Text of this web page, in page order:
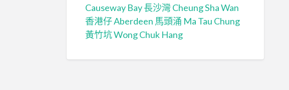
Causeway Bay 長沙灣 Cheung Sha Wan
香港仔 Aberdeen 馬頭涌 Ma Tau Chung
黃竹坑 Wong Chuk Hang